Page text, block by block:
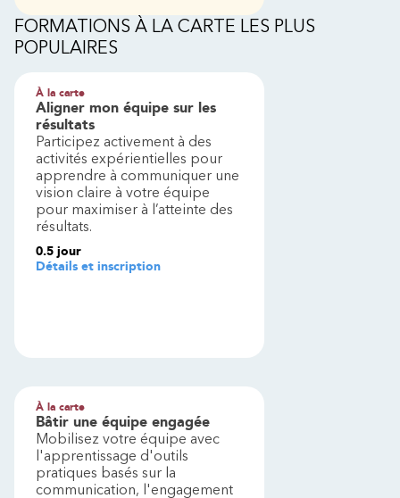
FORMATIONS À LA CARTE LES PLUS
POPULAIRES
À la carte
Aligner mon équipe sur les
résultats
Participez activement à des
activités expérientielles pour
apprendre à communiquer une
vision claire à votre équipe
pour maximiser à l’atteinte des
résultats.
0.5 jour
Détails et inscription
À la carte
Bâtir une équipe engagée
Mobilisez votre équipe avec
l'apprentissage d'outils
pratiques basés sur la
communication, l'engagement